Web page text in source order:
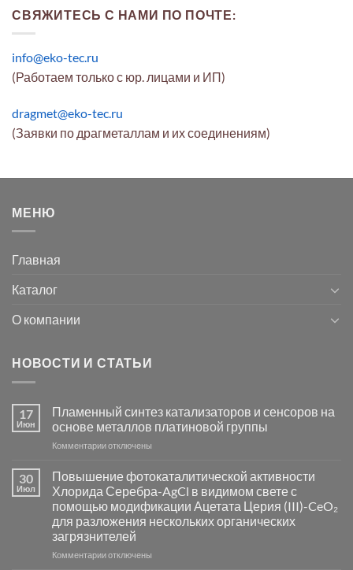
СВЯЖИТЕСЬ С НАМИ ПО ПОЧТЕ:
info@eko-tec.ru
(Работаем только с юр. лицами и ИП)
dragmet@eko-tec.ru
(Заявки по драгметаллам и их соединениям)
МЕНЮ
Главная
Каталог
О компании
НОВОСТИ И СТАТЬИ
17
Июн
Пламенный синтез катализаторов и сенсоров на
основе металлов платиновой группы
Комментариик
Пламенный
синтез
катализаторов
и
сенсоров
на
основе
отключены
30
Июл
Повышение фотокаталитической активности
Хлорида Серебра-AgCl в видимом свете с
помощью модификации Ацетата Церия (III)-CeO₂
для разложения нескольких органических
загрязнителей
Комментариикотключены